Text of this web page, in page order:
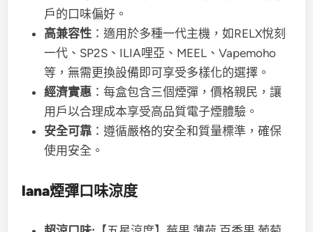
戶的口味偏好。
高兼容性 ：適用於多種一代主機，如RELX悅刻
一代、SP2S、ILIA哩亞、MEEL、Vapemoho
等，無需更換設備即可享受多樣化的選擇。
經濟實惠 ：每盒包含三個煙彈，價格親民，讓
用戶以合理成本享受高品質電子煙體驗。
安全可靠 ：遵循嚴格的安全和質量標準，確保
使用安全。
lana煙彈口味涼度